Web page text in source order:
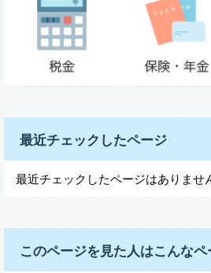
最近チェックしたページ
最近チェックしたページはありませ
このページを見た人はこんな